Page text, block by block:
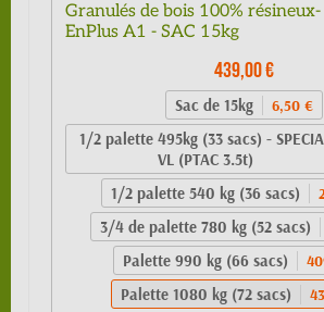
Granulés de bois 100% résineux-
EnPlus A1 - SAC 15kg
439,00 €
Sac de 15kg 6,50 €
1/2 palette 495kg (33 sacs) -
VL (PTAC 3.5t)
1/2 palette 540 kg (36 sacs)
3/4 de palette 780 kg (52 sacs)
Palette 990 kg (66 sacs)
Palette 1080 kg (72 sacs)